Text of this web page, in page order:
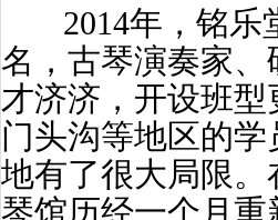
2014年，铭乐
名，古琴演奏家
才济济，开设班
门头沟等地区的
地有了很大局限
琴馆历经一个月